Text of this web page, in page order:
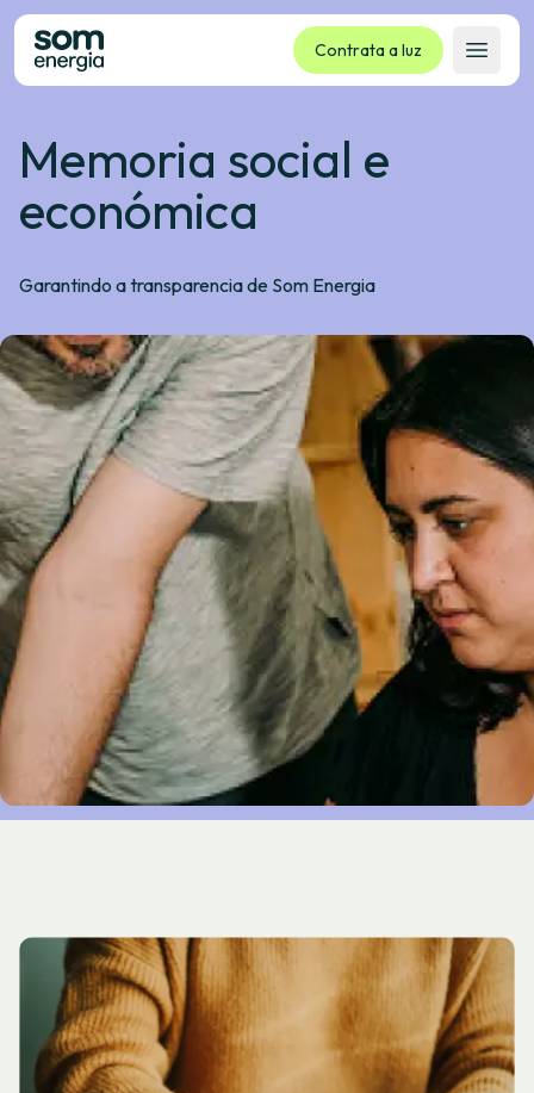
Contrata a luz
Abrir
Tarifas
Servizos
Empresas
La cooperativa
Contacto
Trámites
Oficina virtual
Idioma: ES CA EU
Memoria social e
económica
Garantindo a transparencia de Som Energia